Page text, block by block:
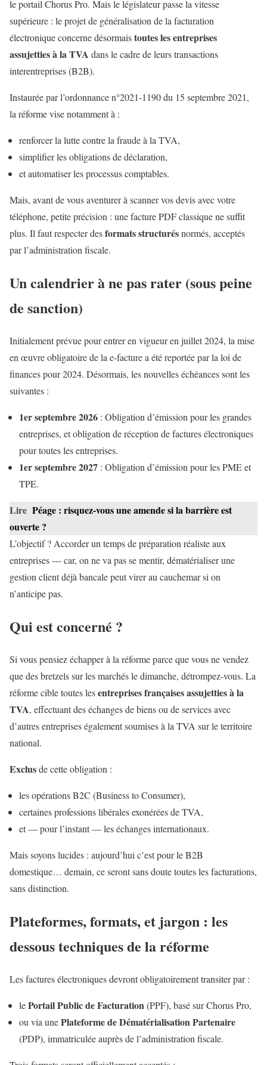
le portail Chorus Pro. Mais le législateur passe la vitesse
supérieure : le projet de généralisation de la facturation
électronique concerne désormaistoutes les entreprises
assujetties à la TVA dans le cadre de leurs transactions
interentreprises (B2B).
Instaurée par l’ordonnance n°2021-1190 du 15 septembre 2021,
la réforme vise notamment à :
renforcer la lutte contre la fraude à la TVA,
simplifier les obligations de déclaration,
et automatiser les processus comptables.
Mais, avant de vous aventurer à scanner vos devis avec votre
téléphone, petite précision : une facture PDF classique ne suffit
plus. Il faut respecter desformats structurésnormés, acceptés
par l’administration fiscale.
Un calendrier à ne pas rater (sous peine
de sanction)
Initialement prévue pour entrer en vigueur en juillet 2024, la mise
en œuvre obligatoire de la e-facture a été reportée par la loi de
finances pour 2024. Désormais, les nouvelles échéances sont les
suivantes :
1er septembre 2026 : Obligation d’émission pour les grandes
entreprises, et obligation de réception de factures électroniques
pour toutes les entreprises.
1er septembre 2027 : Obligation d’émission pour les PME et
TPE.
Lire Péage : risquez-vous une amende si la barrière est
ouverte ?
L’objectif ? Accorder un temps de préparation réaliste aux
entreprises — car, on ne va pas se mentir, dématérialiser une
gestion client déjà bancale peut virer au cauchemar si on
n’anticipe pas.
Qui est concerné ?
Si vous pensiez échapper à la réforme parce que vous ne vendez
que des bretzels sur les marchés le dimanche, détrompez-vous. La
réforme cible toutes lesentreprises françaises assujetties à la
TVA, effectuant des échanges de biens ou de services avec
d’autres entreprises également soumises à la TVA sur le territoire
national.
Exclusde cette obligation :
les opérations B2C (Business to Consumer),
certaines professions libérales exonérées de TVA,
et — pour l’instant — les échanges internationaux.
Mais soyons lucides : aujourd’hui c’est pour le B2B
domestique… demain, ce seront sans doute toutes les facturations,
sans distinction.
Plateformes, formats, et jargon : les
dessous techniques de la réforme
Les factures électroniques devront obligatoirement transiter par :
lePortail Public de Facturation(PPF), basé sur Chorus Pro,
ou via unePlateforme de Dématérialisation Partenaire
(PDP), immatriculée auprès de l’administration fiscale.